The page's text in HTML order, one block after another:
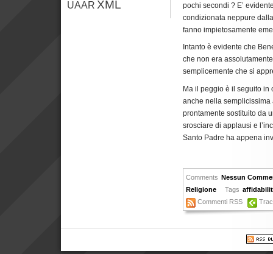
pochi secondi ? E’
condizionata neppure
fanno impietosamente
Intanto è evidente che
che non era
semplicemente che si
Ma il peggio è il seguito in
anche nella
prontamente sostituito da
srosciare di applausi e
Santo Padre ha appena
Comments
Nessun
Religione
Tags
Commenti RSS
UAAR XML